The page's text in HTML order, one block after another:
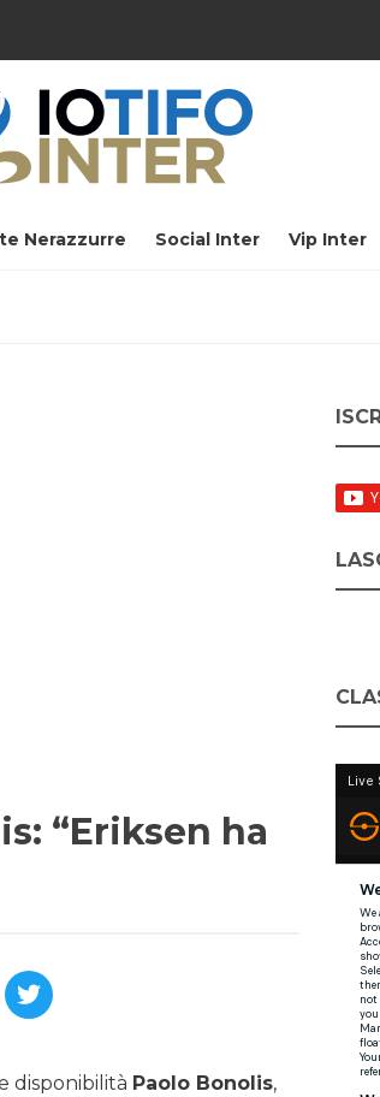
Nerazzurre Social Inter Vip Inter
“Eriksen ha
disponibilità Paolo Bonolis,